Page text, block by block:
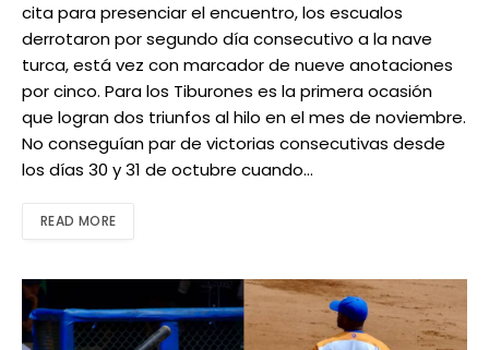
cita para presenciar el encuentro, los escualos
derrotaron por segundo día consecutivo a la nave
turca, está vez con marcador de nueve anotaciones
por cinco. Para los Tiburones es la primera ocasión
que logran dos triunfos al hilo en el mes de noviembre.
No conseguían par de victorias consecutivas desde
los días 30 y 31 de octubre cuando…
READ MORE